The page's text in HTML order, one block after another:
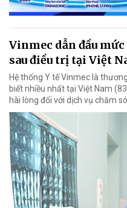
Vinmec dẫn đầu
sau điều trị tại Việt
Hệ thống Y tế Vinmec là
biết nhiều nhất tại Việt Nam
hài lòng đối với dịch vụ chăm